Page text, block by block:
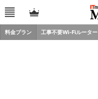
料金プラン 工事不要Wi-Fiルーター